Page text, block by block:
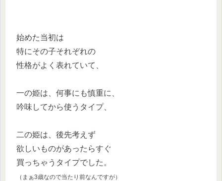
始めた当初は
特にその子それぞれの
性格がよく表れていて、
一の姫は、何事にも慎重に、
吟味してから使うタイプ、
二の姫は、後先考えず
欲しいものがあったらすぐ
買っちゃうタイプでした。
（まぁ3歳なので当たり前なんですが）